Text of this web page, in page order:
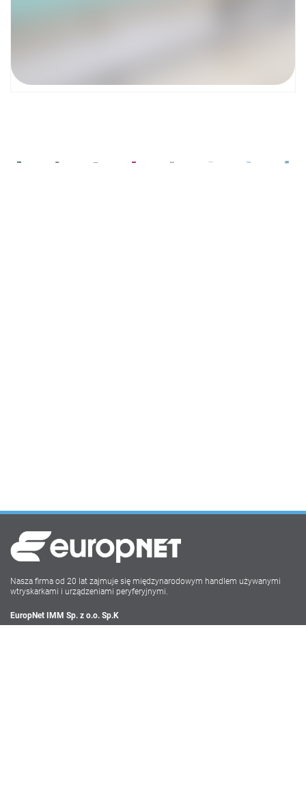
Nasza firma od 20 lat zajmuje się międzynarodowym handlem używanymi
wtryskarkami i urządzeniami peryferyjnymi.
EuropNet IMM Sp. z o.o. Sp.K